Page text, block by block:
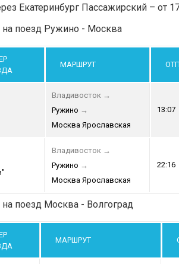
Екатеринбург Пассажирский – от
на поезд Ружино - Москва
МАРШРУТ
Владивосток →
Ружино →
Москва Ярославская
13:07
Владивосток →
Ружино →
Москва Ярославская
22:16
поезд Москва - Волгоград
МАРШРУТ